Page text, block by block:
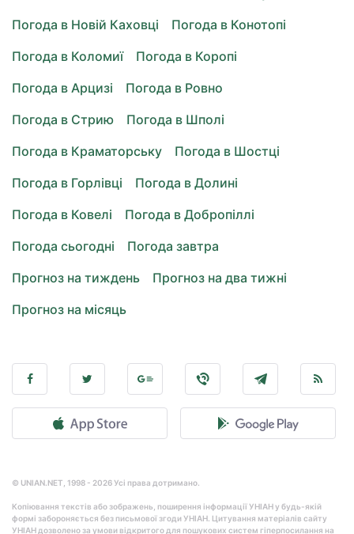
Погода в Новій Каховці
Погода в Конотопі
Погода в Коломиї
Погода в Коропі
Погода в Арцизі
Погода в Ровно
Погода в Стрию
Погода в Шполі
Погода в Краматорську
Погода в Шостці
Погода в Горлівці
Погода в Долині
Погода в Ковелі
Погода в Добропіллі
Погода сьогодні
Погода завтра
Прогноз на тиждень
Прогноз на два тижні
Прогноз на місяць
© UNIAN.NET, 1998 - 2026 Усі права дотримано.
Копіювання текстів або зображень, поширення інформації УНІАН у будь-якій
формі забороняється без письмової згоди УНІАН. Цитування матеріалів сайту
УНІАН дозволено за умови відкритого для пошукових систем гіперпосилання на